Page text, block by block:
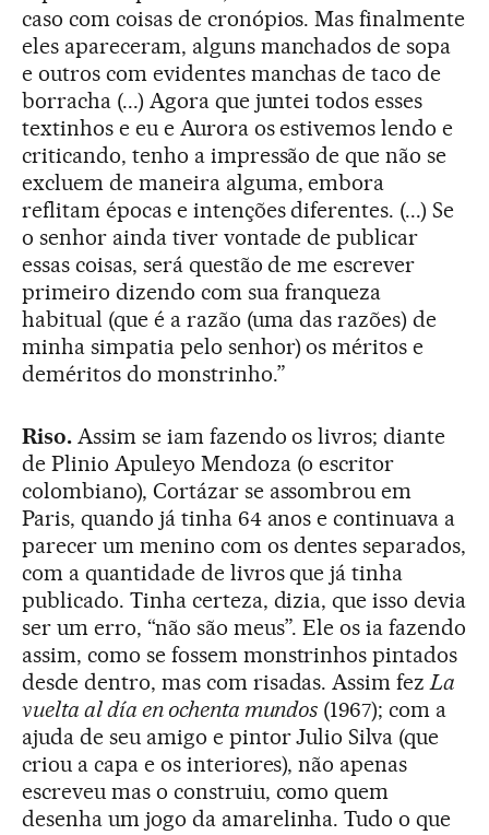
caso com coisas de cronópios. Mas finalmente
eles apareceram, alguns manchados de sopa
e outros com evidentes manchas de taco de
borracha (...) Agora que juntei todos esses
textinhos e eu e Aurora os estivemos lendo e
criticando, tenho a impressão de que não se
excluem de maneira alguma, embora
reflitam épocas e intenções diferentes. (...) Se
o senhor ainda tiver vontade de publicar
essas coisas, será questão de me escrever
primeiro dizendo com sua franqueza
habitual (que é a razão (uma das razões) de
minha simpatia pelo senhor) os méritos e
deméritos do monstrinho.”
Riso.Assim se iam fazendo os livros; diante
de Plinio Apuleyo Mendoza (o escritor
colombiano), Cortázar se assombrou em
Paris, quando já tinha 64 anos e continuava a
parecer um menino com os dentes separados,
com a quantidade de livros que já tinha
publicado. Tinha certeza, dizia, que isso devia
ser um erro, “não são meus”. Ele os ia fazendo
assim, como se fossem monstrinhos pintados
desde dentro, mas com risadas. Assim fezLa
vuelta al día en ochenta mundos (1967); com a
ajuda de seu amigo e pintor Julio Silva (que
criou a capa e os interiores), não apenas
escreveu mas o construiu, como quem
desenha um jogo da amarelinha. Tudo o que